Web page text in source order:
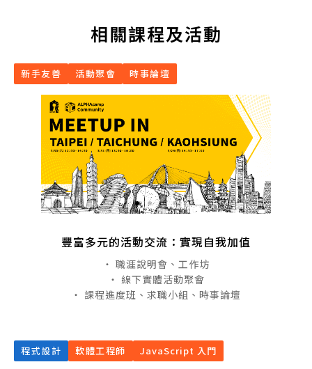
相關課程及活動
新手友善 活動聚會 時事論壇
豐富多元的活動交流：實現自我加值
・ 職涯說明會、工作坊
・ 線下實體活動聚會
・ 課程進度班、求職小組、時事論壇
程式設計 軟體工程師 JavaScript 入門